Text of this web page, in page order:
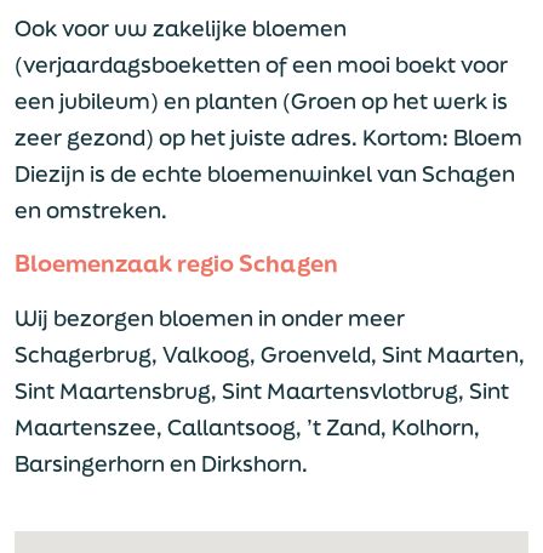
Ook voor uw zakelijke bloemen
(verjaardagsboeketten of een mooi boekt voor
een jubileum) en planten (Groen op het werk is
zeer gezond) op het juiste adres. Kortom: Bloem
Diezijn is de echte bloemenwinkel van Schagen
en omstreken.
Bloemenzaak regio Schagen
Wij bezorgen bloemen in onder meer
Schagerbrug, Valkoog, Groenveld, Sint Maarten,
Sint Maartensbrug, Sint Maartensvlotbrug, Sint
Maartenszee, Callantsoog, ’t Zand, Kolhorn,
Barsingerhorn en Dirkshorn.